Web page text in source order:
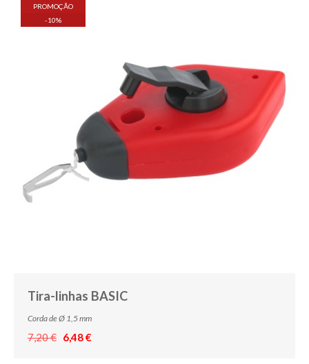
PROMOÇÃO
-10%
Tira-linhas BASIC
Corda de Ø 1,5 mm
7,20 € 6,48 €